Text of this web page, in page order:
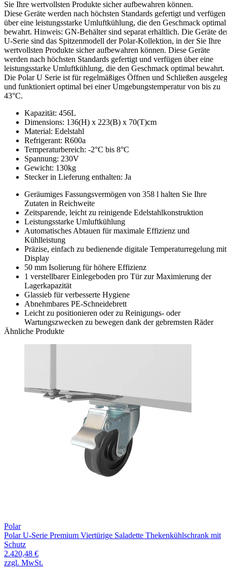
Sie Ihre wertvollsten Produkte sicher aufbewahren können.
Diese Geräte werden nach höchsten Standards gefertigt und verfügen
über eine leistungsstarke Umluftkühlung, die den Geschmack optimal
bewahrt. Hinweis: GN-Behälter sind separat erhältlich. Die Geräte
U-Serie sind das Spitzenmodell der Polar-Kollektion, in der Sie Ihre
wertvollsten Produkte sicher aufbewahren können. Diese Geräte
werden nach höchsten Standards gefertigt und verfügen über eine
leistungsstarke Umluftkühlung, die den Geschmack optimal bewahrt.
Die Polar U Serie ist für regelmäßiges Öffnen und Schließen
und funktioniert optimal bei einer Umgebungstemperatur von bis zu
43°C.
Kapazität: 456L
Dimensions: 136(H) x 223(B) x 70(T)cm
Material: Edelstahl
Refrigerant: R600a
Temperaturbereich: -2°C bis 8°C
Spannung: 230V
Gewicht: 130kg
Stecker in Lieferung enthalten: Ja
Geräumiges Fassungsvermögen von 358 l halten Sie Ihre
Zutaten in Reichweite
Zeitsparende, leicht zu reinigende Edelstahlkonstruktion
Leistungsstarke Umluftkühlung
Automatisches Abtauen für maximale Effizienz und
Kühlleistung
Präzise, einfach zu bedienende digitale Temperaturregelung mit
Display
50 mm Isolierung für höhere Effizienz
1 verstellbarer Einlegeboden pro Tür zur Maximierung der
Lagerkapazität
Glassieb für verbesserte Hygiene
Abnehmbares PE-Schneidebrett
Leicht zu positionieren oder zu Reinigungs- oder
Wartungszwecken zu bewegen dank der gebremsten Räder
Ähnliche Produkte
Polar
Polar U-Serie Premium Viertürige Saladette Thekenkühlschrank mit
Schutz
2.420,48 €
zzgl. MwSt.